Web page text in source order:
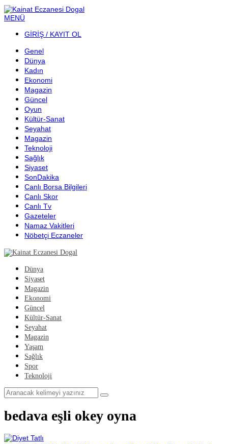
MENÜ
GİRİŞ / KAYIT OL
Genel
Dünya
Kadın
Ekonomi
Magazin
Güncel
Oyun
Kültür-Sanat
Seyahat
Magazin
Teknoloji
Sağlık
Siyaset
SonDakika
Canlı Borsa Bilgileri
Canlı Skor
Canlı Tv
Gazeteler
Namaz Vakitleri
Nöbetçi Eczaneler
Dünya
Siyaset
Magazin
Ekonomi
Güncel
Kültür-Sanat
Seyahat
Magazin
Yaşam
Sağlık
Spor
Teknoloji
bedava eşli okey oyna